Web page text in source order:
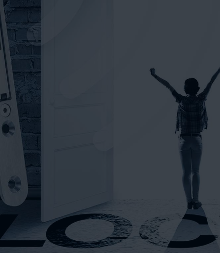
VIDEOS
KONTAKT